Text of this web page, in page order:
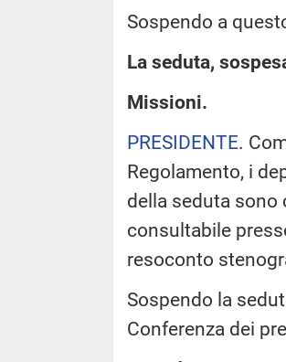
Sospendo a
La seduta,
Missioni.
PRESIDENTE.
Regolamento, i
della seduta sono
consultabile
resoconto
Sospendo la
Conferenza dei